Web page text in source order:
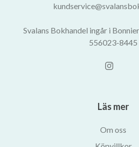
Svalans Bokhandel ingår i
556023-8445
Läs mer
Om oss